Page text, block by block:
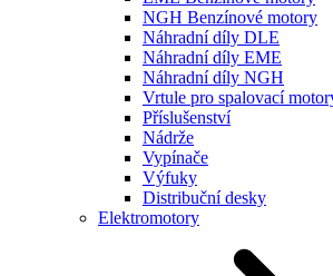
NGH Benzínové motory
Náhradní díly DLE
Náhradní díly EME
Náhradní díly NGH
Vrtule pro spalovací
Příslušenství
Nádrže
Vypínače
Výfuky
Distribuční desky
Elektromotory